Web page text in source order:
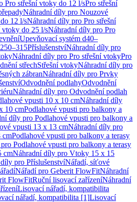
Pro střešní vtoky do 12 l/sPro střešní
Náhradní díly pro Nouzové
12 l/sNáhradní díly pro Pro střešní
vtoky do 25 l/sNáhradní díly pro Pro
Upevňovací systém d40–
PříslušenstvíNáhradní díly pro
Náhradní díly pro Pro střešní vtokyPro
střechStřešní vtokyNáhradní díly pro
zábranNáhradní díly pro Prvky
Odvodnění podlahyOdvodnění
Náhradní díly pro Odvodnění podlah
vpusti 10 x 10 cmNáhradní díly
10 cmPodlahové vpusti pro balkony a
díly pro Podlahové vpusti pro balkony a
vpusti 13 x 13 cmNáhradní díly pro
cmPodlahové vpusti pro balkony a terasy
Podlahové vpusti pro balkony a terasy
cmNáhradní díly pro Vtoky 15 x 15
pro PříslušenstvíNářadí, síťové
Nářadí pro Geberit FlowFitNáhradní
FlowFitRuční lisovací zařízeníNáhradní
Lisovací nářadí, kompatibilita
nářadí, kompatibilita [1]Lisovací